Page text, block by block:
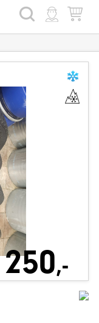
HLEDAT
250,-